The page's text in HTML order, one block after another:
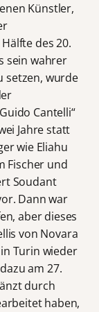
Künstler,
des 20.
sein wahrer
setzen, wurde
Cantelli“
Jahre statt
wie Eliahu
Fischer und
Soudant
Dann war
aber dieses
von Novara
Turin wieder
am 27.
durch
haben,